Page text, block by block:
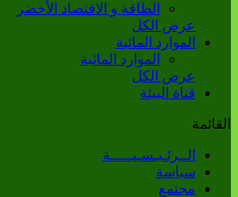
الطاقة و الاقتصاد الأخضر
عرض الكل
الموارد المائية
الموارد المائية
عرض الكل
قناة البيئة
القائمة
الــرئـيـسـيـــــة
سياسة
مجتمع